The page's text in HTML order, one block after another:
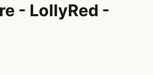
- LollyRed -